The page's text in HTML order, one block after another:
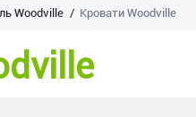
Woodville Кровати Woodville